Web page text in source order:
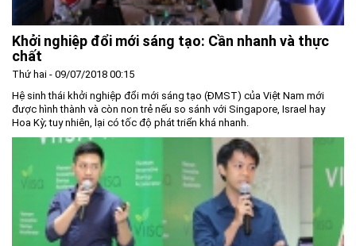
Khởi nghiệp đổi mới sáng tạo: Cần nhanh và thực
chất
Thứ hai - 09/07/2018 00:15
Hệ sinh thái khởi nghiệp đổi mới sáng tạo (ĐMST) của Việt Nam mới
được hình thành và còn non trẻ nếu so sánh với Singapore, Israel hay
Hoa Kỳ; tuy nhiên, lại có tốc độ phát triển khá nhanh.